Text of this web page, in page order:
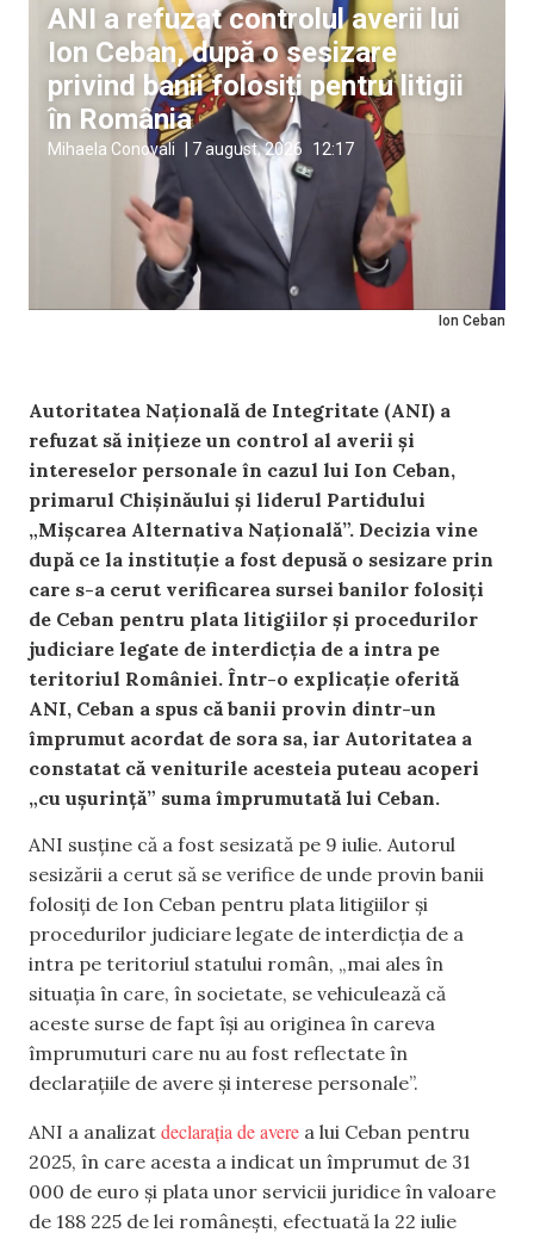
Ion Ceban
ANI a refuzat controlul averii lui
Ion Ceban, după o sesizare
privind banii folosiți pentru litigii
în România
Mihaela Conovali 7 august, 2026 12:17
Autoritatea Națională de Integritate (ANI) a
refuzat să inițieze un control al averii și
intereselor personale în cazul lui Ion Ceban,
primarul Chișinăului și liderul Partidului
„Mişcarea Alternativa Naţională”. Decizia vine
după ce la instituție a fost depusă o sesizare prin
care s-a cerut verificarea sursei banilor folosiți
de Ceban pentru plata litigiilor și procedurilor
judiciare legate de interdicția de a intra pe
teritoriul României. Într-o explicație oferită
ANI, Ceban a spus că banii provin dintr-un
împrumut acordat de sora sa, iar Autoritatea a
constatat că veniturile acesteia puteau acoperi
„cu ușurință” suma împrumutată lui Ceban.
ANI susține că a fost sesizată pe 9 iulie. Autorul
sesizării a cerut să se verifice de unde provin banii
folosiți de Ion Ceban pentru plata litigiilor și
procedurilor judiciare legate de interdicția de a
intra pe teritoriul statului român, „mai ales în
situația în care, în societate, se vehiculează că
aceste surse de fapt își au originea în careva
împrumuturi care nu au fost reflectate în
declarațiile de avere și interese personale”.
ANI a analizat declarația de avere a lui Ceban pentru
2025, în care acesta a indicat un împrumut de 31
000 de euro și plata unor servicii juridice în valoare
de 188 225 de lei românești, efectuată la 22 iulie